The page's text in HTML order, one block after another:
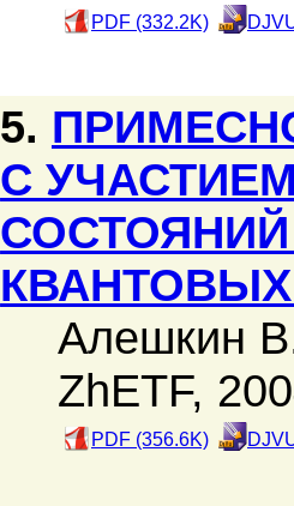
PDF (332.2K)
5.
С
Алешкин
ZhETF,
PDF (356.6K)